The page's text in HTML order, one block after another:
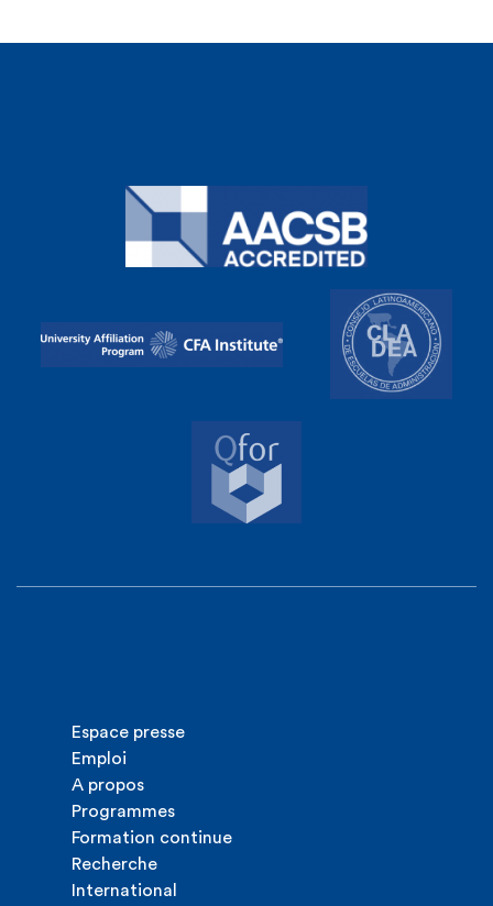
Espace presse
Emploi
A propos
Programmes
Formation continue
Recherche
International